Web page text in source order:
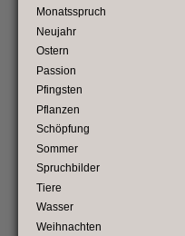
Monatsspruch
Neujahr
Ostern
Passion
Pfingsten
Pflanzen
Schöpfung
Sommer
Spruchbilder
Tiere
Wasser
Weihnachten